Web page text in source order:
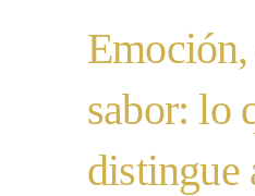
sabor: lo
distingue